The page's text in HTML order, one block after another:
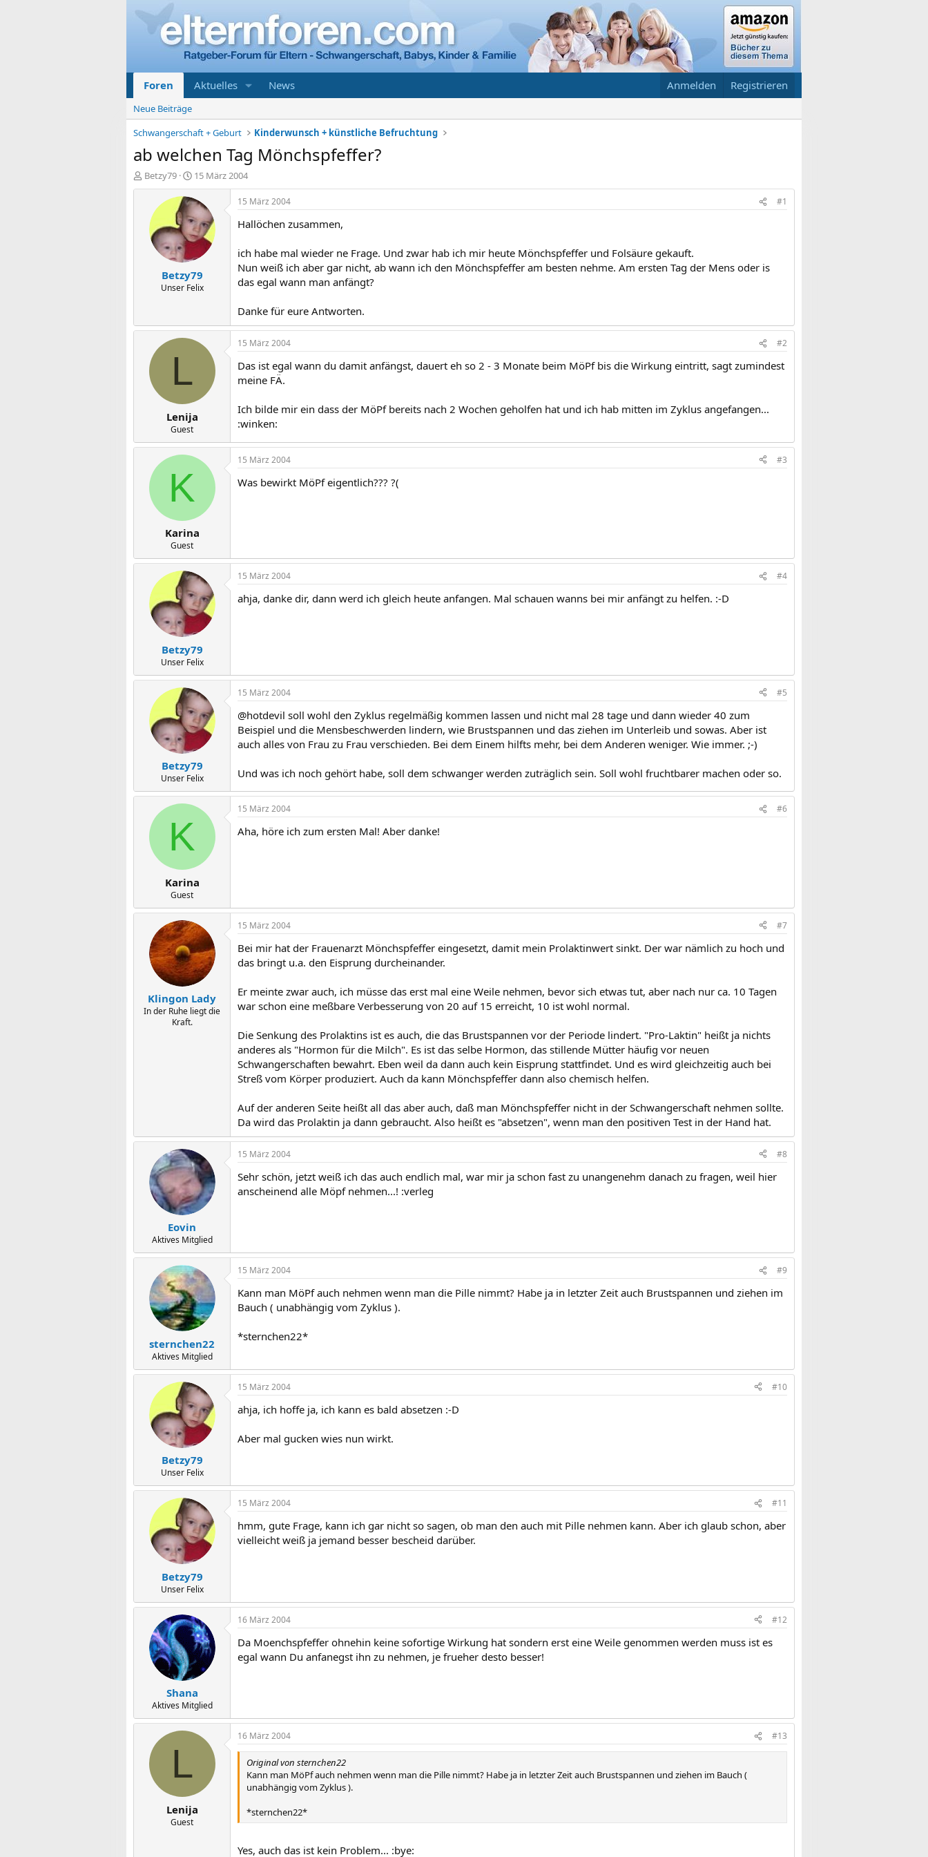
Foren Aktuelles News Anmelden Registrieren
Neue Beiträge
Schwangerschaft + Geburt
Kinderwunsch + künstliche Befruchtung
ab welchen Tag Mönchspfeffer?
E
r
Betzy79
E
r
s
t
e
l
t
a
m
15 März 2004
Betzy79
Unser Felix
15 März 2004 #1
Hallöchen zusammen,
ich habe mal wieder ne Frage. Und zwar hab ich mir heute Mönchspfeffer und Folsäure gekauft.
Nun weiß ich aber gar nicht, ab wann ich den Mönchspfeffer am besten nehme. Am ersten Tag der Mens oder is
das egal wann man anfängt?
Danke für eure Antworten.
L
Lenija
Guest
15 März 2004 #2
Das ist egal wann du damit anfängst, dauert eh so 2 - 3 Monate beim MöPf bis die Wirkung eintritt, sagt zumindest
meine FÄ.
Ich bilde mir ein dass der MöPf bereits nach 2 Wochen geholfen hat und ich hab mitten im Zyklus angefangen...
:winken:
K
Karina
Guest
15 März 2004 #3
Was bewirkt MöPf eigentlich??? ?(
Betzy79
Unser Felix
15 März 2004 #4
ahja, danke dir, dann werd ich gleich heute anfangen. Mal schauen wanns bei mir anfängt zu helfen. :-D
Betzy79
Unser Felix
15 März 2004 #5
@hotdevil soll wohl den Zyklus regelmäßig kommen lassen und nicht mal 28 tage und dann wieder 40 zum
Beispiel und die Mensbeschwerden lindern, wie Brustspannen und das ziehen im Unterleib und sowas. Aber ist
auch alles von Frau zu Frau verschieden. Bei dem Einem hilfts mehr, bei dem Anderen weniger. Wie immer. ;-)
Und was ich noch gehört habe, soll dem schwanger werden zuträglich sein. Soll wohl fruchtbarer machen oder so.
K
Karina
Guest
15 März 2004 #6
Aha, höre ich zum ersten Mal! Aber danke!
Klingon Lady
In der Ruhe liegt die
Kraft.
15 März 2004 #7
Bei mir hat der Frauenarzt Mönchspfeffer eingesetzt, damit mein Prolaktinwert sinkt. Der war nämlich zu hoch und
das bringt u.a. den Eisprung durcheinander.
Er meinte zwar auch, ich müsse das erst mal eine Weile nehmen, bevor sich etwas tut, aber nach nur ca. 10 Tagen
war schon eine meßbare Verbesserung von 20 auf 15 erreicht, 10 ist wohl normal.
Die Senkung des Prolaktins ist es auch, die das Brustspannen vor der Periode lindert. "Pro-Laktin" heißt ja nichts
anderes als "Hormon für die Milch". Es ist das selbe Hormon, das stillende Mütter häufig vor neuen
Schwangerschaften bewahrt. Eben weil da dann auch kein Eisprung stattfindet. Und es wird gleichzeitig auch bei
Streß vom Körper produziert. Auch da kann Mönchspfeffer dann also chemisch helfen.
Auf der anderen Seite heißt all das aber auch, daß man Mönchspfeffer nicht in der Schwangerschaft nehmen sollte.
Da wird das Prolaktin ja dann gebraucht. Also heißt es "absetzen", wenn man den positiven Test in der Hand hat.
Eovin
Aktives Mitglied
15 März 2004 #8
Sehr schön, jetzt weiß ich das auch endlich mal, war mir ja schon fast zu unangenehm danach zu fragen, weil hier
anscheinend alle Möpf nehmen...! :verleg
sternchen22
Aktives Mitglied
15 März 2004 #9
Kann man MöPf auch nehmen wenn man die Pille nimmt? Habe ja in letzter Zeit auch Brustspannen und ziehen im
Bauch ( unabhängig vom Zyklus ).
*sternchen22*
Betzy79
Unser Felix
15 März 2004 #10
ahja, ich hoffe ja, ich kann es bald absetzen :-D
Aber mal gucken wies nun wirkt.
Betzy79
Unser Felix
15 März 2004 #11
hmm, gute Frage, kann ich gar nicht so sagen, ob man den auch mit Pille nehmen kann. Aber ich glaub schon, aber
vielleicht weiß ja jemand besser bescheid darüber.
Shana
Aktives Mitglied
16 März 2004 #12
Da Moenchspfeffer ohnehin keine sofortige Wirkung hat sondern erst eine Weile genommen werden muss ist es
egal wann Du anfanegst ihn zu nehmen, je frueher desto besser!
L
Lenija
Guest
16 März 2004 #13
Original von sternchen22
Kann man MöPf auch nehmen wenn man die Pille nimmt? Habe ja in letzter Zeit auch Brustspannen und ziehen im Bauch (
unabhängig vom Zyklus ).
*sternchen22*
Yes, auch das ist kein Problem... :bye: